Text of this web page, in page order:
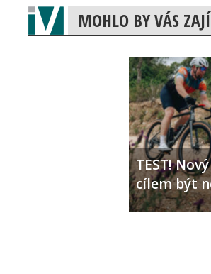
MOHLO BY VÁS
TEST!
cílem být